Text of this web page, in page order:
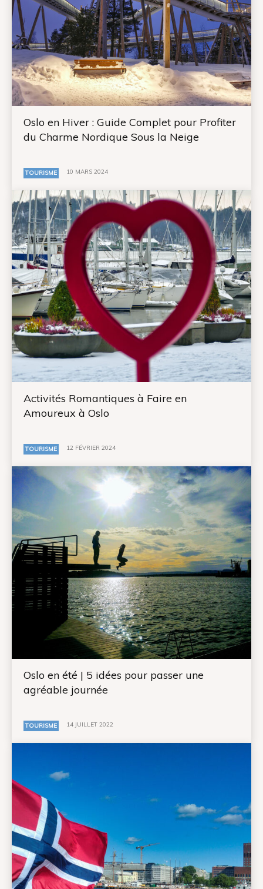
Oslo en Hiver : Guide Complet pour Profiter
du Charme Nordique Sous la Neige
TOURISME 10 MARS 2024
Activités Romantiques à Faire en
Amoureux à Oslo
TOURISME 12 FÉVRIER 2024
Oslo en été | 5 idées pour passer une
agréable journée
TOURISME 14 JUILLET 2022